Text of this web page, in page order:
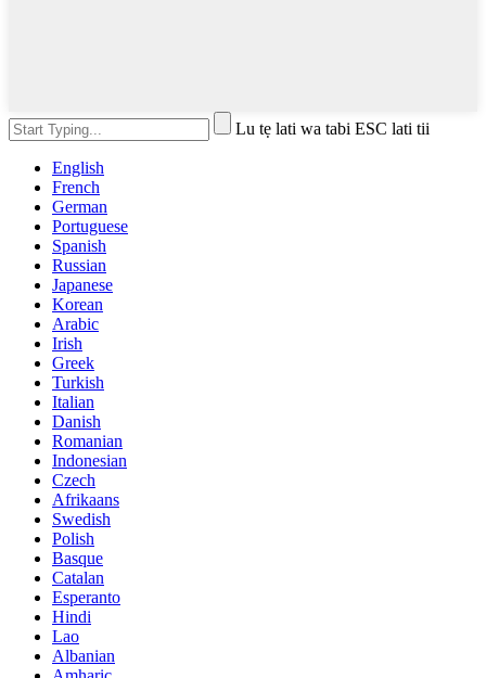
Lu tẹ lati wa tabi ESC lati tii
English
French
German
Portuguese
Spanish
Russian
Japanese
Korean
Arabic
Irish
Greek
Turkish
Italian
Danish
Romanian
Indonesian
Czech
Afrikaans
Swedish
Polish
Basque
Catalan
Esperanto
Hindi
Lao
Albanian